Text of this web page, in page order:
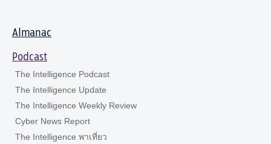
Almanac
Podcast
The Intelligence Podcast
The Intelligence Update
The Intelligence Weekly Review
Cyber News Report
The Intelligence พาเที่ยว